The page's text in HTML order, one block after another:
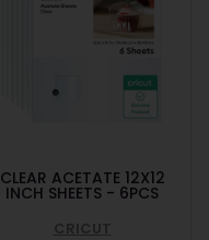
CLEAR ACETATE 12X12
INCH SHEETS - 6PCS
CRICUT